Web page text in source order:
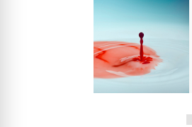
Rozwój i ulepszanie usług
Wykorzystywanie ograniczonych
Funkcje specjalne IAB: